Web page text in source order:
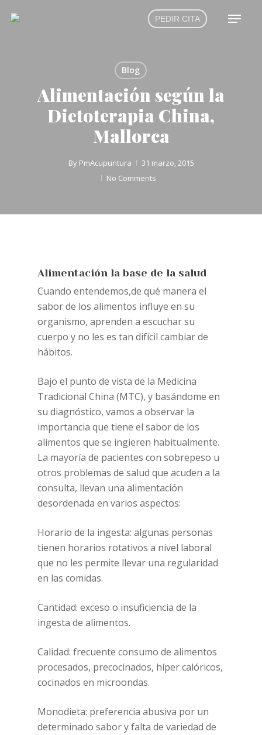
PEDIR CITA Menu
Blog
Alimentación según la
Dietoterapia China,
Mallorca
By PmAcupuntura
31 marzo, 2015
No Comments
Alimentación la base de la salud
Cuando entendemos,de qué manera el
sabor de los alimentos influye en su
organismo, aprenden a escuchar su
cuerpo y no les es tan difícil cambiar de
hábitos.
Bajo el punto de vista de la Medicina
Tradicional China (MTC), y basándome en
su diagnóstico, vamos a observar la
importancia que tiene el sabor de los
alimentos que se ingieren habitualmente.
La mayoría de pacientes con sobrepeso u
otros problemas de salud que acuden a la
consulta, llevan una alimentación
desordenada en varios aspectos:
Horario de la ingesta: algunas personas
tienen horarios rotativos a nivel laboral
que no les permite llevar una regularidad
en las comidas.
Cantidad: exceso o insuficiencia de la
ingesta de alimentos.
Calidad: frecuente consumo de alimentos
procesados, precocinados, híper calóricos,
cocinados en microondas.
Monodieta: preferencia abusiva por un
determinado sabor y falta de variedad de